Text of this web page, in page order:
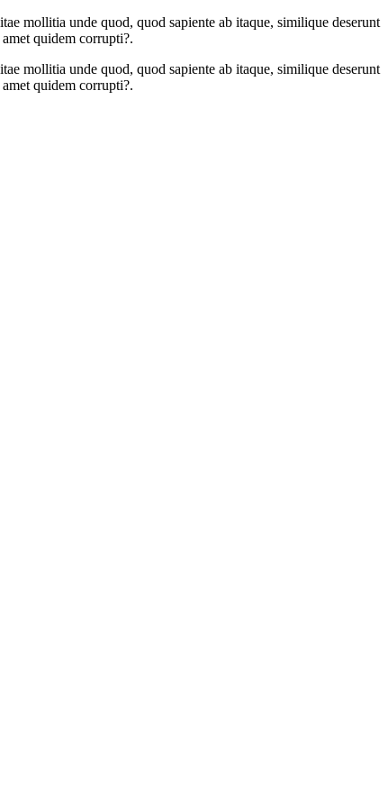
mollitia unde quod, quod sapiente ab itaque, similique deserunt
quidem corrupti?.
mollitia unde quod, quod sapiente ab itaque, similique deserunt
quidem corrupti?.